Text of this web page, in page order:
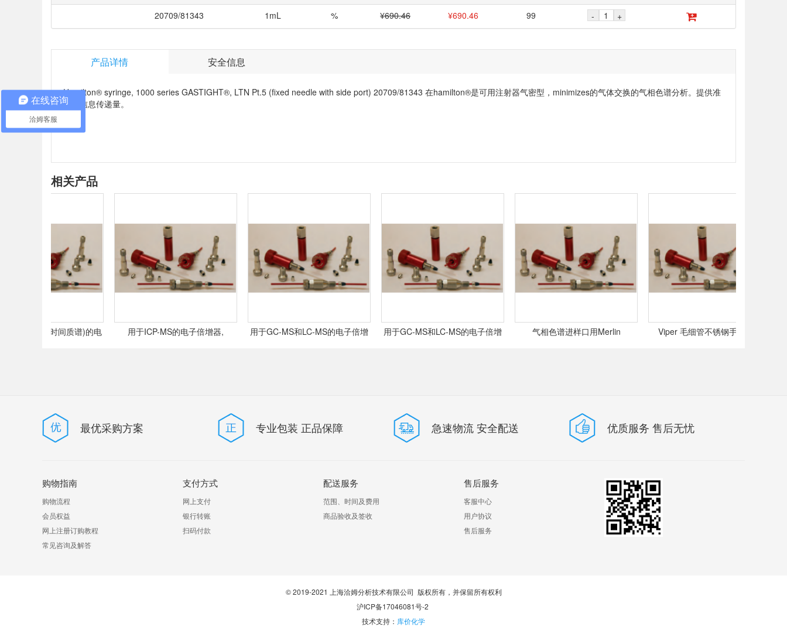
20709/81343
1mL % ¥690.46 ¥690.46 99 - +
产品详情 安全信息
Hamilton® syringe, 1000 series GASTIGHT®, LTN Pt.5 (fixed needle with side port) 20709/81343 在hamilton®是可用注射器气密型，minimizes的气体交换的气相色谱分析。提供准
确的信息传递量。
相关产品
MS(飞行时间质谱)的电
用于ICP-MS的电子倍增器,
用于GC-MS和LC-MS的电子倍增
用于GC-MS和LC-MS的电子倍增
气相色谱进样口用Merlin
Viper 毛细管不锈钢手拧接头
最优采购方案 专业包装 正品保障 急速物流 安全配送 优质服务 售后无忧
购物指南
购物流程
会员权益
网上注册订购教程
常见咨询及解答
支付方式
网上支付
银行转账
扫码付款
配送服务
范围、时间及费用
商品验收及签收
售后服务
客服中心
用户协议
售后服务
​© 2019-2021 上海洽姆分析技术有限公司 版权所有，并保留所有权利
沪ICP备17046081号-2
技术支持： 库价化学
在线咨询
洽姆客服